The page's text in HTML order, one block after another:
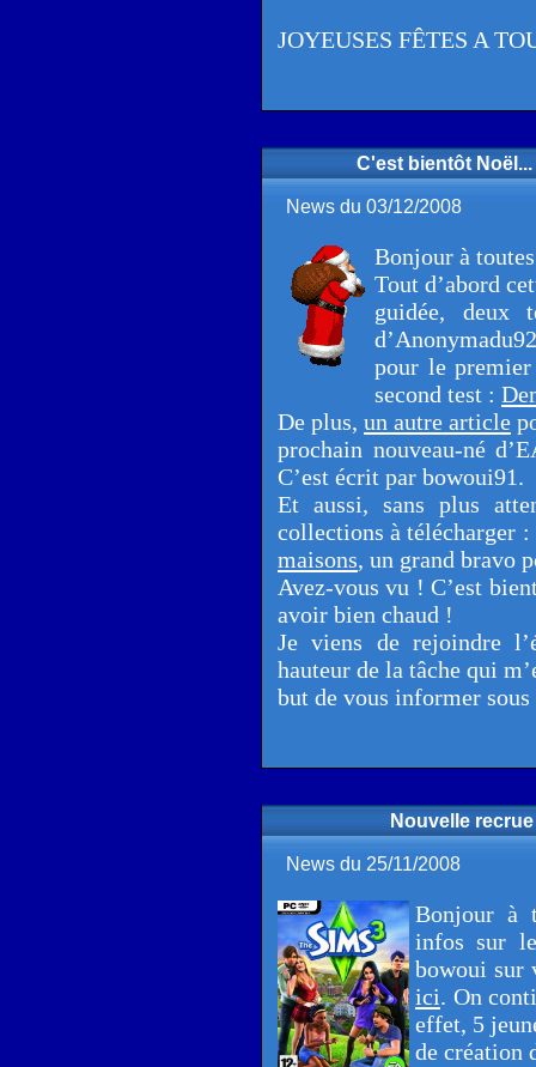
JOYEUSES FÊTES A
C'est bientôt
News du 03/12/2008
Bonjour à
Tout d’abord
guidée, deux
pour le
second test :
De plus, un autre article
prochain nouveau-né
C’est écrit par bowoui91.
Et aussi, sans plus
collections à télécharger
maisons, un grand bravo
Avez-vous vu ! C’est
avoir bien chaud !
Je viens de rejoindre
hauteur de la tâche qui
but de vous informer
Nouvelle
News du 25/11/2008
Bonjour à
infos sur
bowoui sur
ici. On
effet, 5
de création